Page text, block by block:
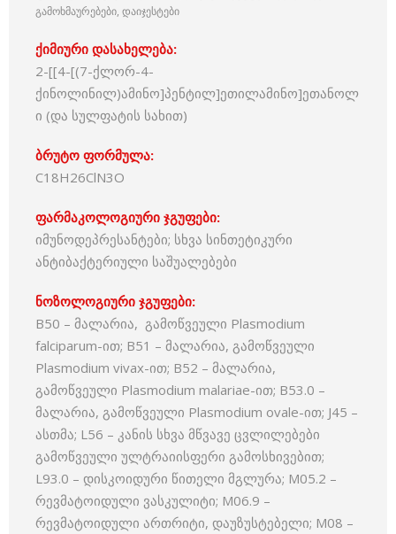
გამოხმაურებები, დაიჯესტები
ქიმიური დასახელება:
2-[[4-[(7-ქლორ-4-
ქინოლინილ)ამინო]პენტილ]ეთილამინო]ეთანოლ
ი (და სულფატის სახით)
ბრუტო ფორმულა:
C18H26ClN3O
ფარმაკოლოგიური ჯგუფები:
იმუნოდეპრესანტები; სხვა სინთეტიკური
ანტიბაქტერიული საშუალებები
ნოზოლოგიური ჯგუფები:
B50 – მალარია, გამოწვეული Plasmodium
falciparum-ით; B51 – მალარია, გამოწვეული
Plasmodium vivax-ით; B52 – მალარია,
გამოწვეული Plasmodium malariae-ით; B53.0 –
მალარია, გამოწვეული Plasmodium ovale-ით; J45 –
ასთმა; L56 – კანის სხვა მწვავე ცვლილებები
გამოწვეული ულტრაიისფერი გამოსხივებით;
L93.0 – დისკოიდური წითელი მგლურა; M05.2 –
რევმატოიდული ვასკულიტი; M06.9 –
რევმატოიდული ართრიტი, დაუზუსტებელი; M08 –